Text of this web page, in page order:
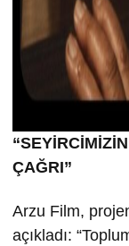
ÇAĞRI”
Arzu Film,
açıkladı: